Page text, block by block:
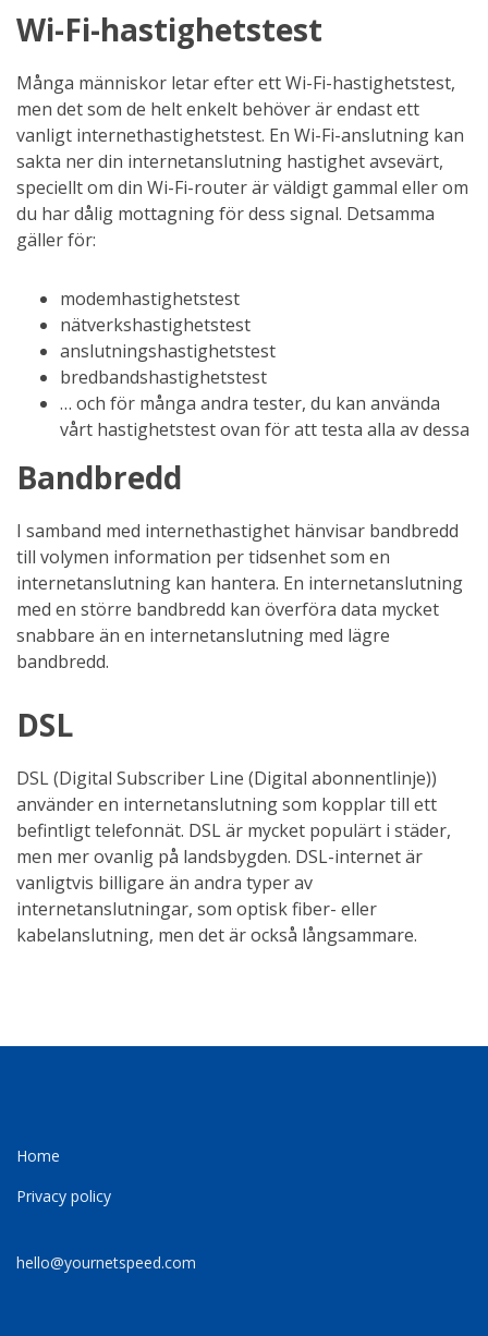
Wi-Fi-hastighetstest
Många människor letar efter ett Wi-Fi-hastighetstest,
men det som de helt enkelt behöver är endast ett
vanligt internethastighetstest. En Wi-Fi-anslutning kan
sakta ner din internetanslutning hastighet avsevärt,
speciellt om din Wi-Fi-router är väldigt gammal eller om
du har dålig mottagning för dess signal. Detsamma
gäller för:
modemhastighetstest
nätverkshastighetstest
anslutningshastighetstest
bredbandshastighetstest
… och för många andra tester, du kan använda
vårt hastighetstest ovan för att testa alla av dessa
Bandbredd
I samband med internethastighet hänvisar bandbredd
till volymen information per tidsenhet som en
internetanslutning kan hantera. En internetanslutning
med en större bandbredd kan överföra data mycket
snabbare än en internetanslutning med lägre
bandbredd.
DSL
DSL (Digital Subscriber Line (Digital abonnentlinje))
använder en internetanslutning som kopplar till ett
befintligt telefonnät. DSL är mycket populärt i städer,
men mer ovanlig på landsbygden. DSL-internet är
vanligtvis billigare än andra typer av
internetanslutningar, som optisk fiber- eller
kabelanslutning, men det är också långsammare.
Home
Privacy policy
hello@yournetspeed.com